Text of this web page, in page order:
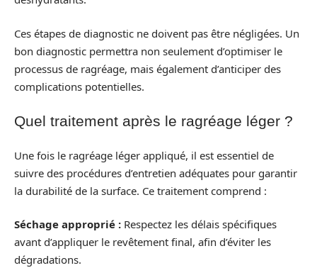
Ces étapes de diagnostic ne doivent pas être négligées. Un
bon diagnostic permettra non seulement d’optimiser le
processus de ragréage, mais également d’anticiper des
complications potentielles.
Quel traitement après le ragréage léger ?
Une fois le ragréage léger appliqué, il est essentiel de
suivre des procédures d’entretien adéquates pour garantir
la durabilité de la surface. Ce traitement comprend :
Séchage approprié : Respectez les délais spécifiques
avant d’appliquer le revêtement final, afin d’éviter les
dégradations.